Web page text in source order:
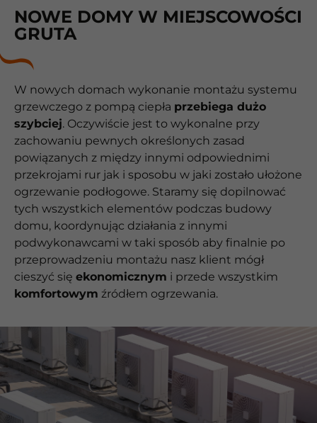
NOWE DOMY W MIEJSCOWOŚCI
GRUTA
W nowych domach wykonanie montażu systemu
grzewczego z pompą ciepła przebiega dużo
szybciej. Oczywiście jest to wykonalne przy
zachowaniu pewnych określonych zasad
powiązanych z między innymi odpowiednimi
przekrojami rur jak i sposobu w jaki zostało ułożone
ogrzewanie podłogowe. Staramy się dopilnować
tych wszystkich elementów podczas budowy
domu, koordynując działania z innymi
podwykonawcami w taki sposób aby finalnie po
przeprowadzeniu montażu nasz klient mógł
cieszyć się ekonomicznym i przede wszystkim
komfortowym źródłem ogrzewania.